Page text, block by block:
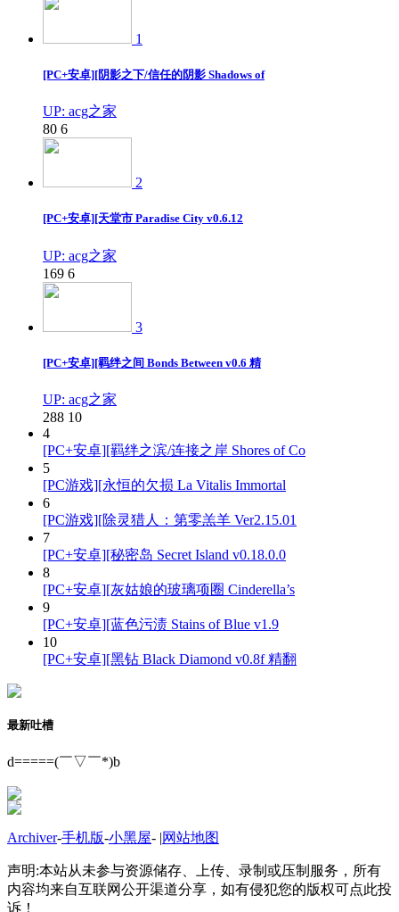
1
[PC+安卓][阴影之下/信任的阴影 Shadows of
UP: acg之家
80 6
2
[PC+安卓][天堂市 Paradise City v0.6.12
UP: acg之家
169 6
3
[PC+安卓][羁绊之间 Bonds Between v0.6 精
UP: acg之家
288 10
4
[PC+安卓][羁绊之滨/连接之岸 Shores of Co
5
[PC游戏][永恒的欠损 La Vitalis Immortal
6
[PC游戏][除灵猎人：第零羔羊 Ver2.15.01
7
[PC+安卓][秘密岛 Secret Island v0.18.0.0
8
[PC+安卓][灰姑娘的玻璃项圈 Cinderella’s
9
[PC+安卓][蓝色污渍 Stains of Blue v1.9
10
[PC+安卓][黑钻 Black Diamond v0.8f 精翻
最新吐槽
d=====(￣▽￣*)b
Archiver-手机版-小黑屋- |网站地图
声明:本站从未参与资源储存、上传、录制或压制服务，所有
内容均来自互联网公开渠道分享，如有侵犯您的版权可点此投
诉！